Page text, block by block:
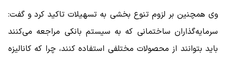
وی همچنین بر لزوم تنوع بخشی به تسهیلات تاکید کرد و گفت:
سرمایه‌گذاران ساختمانی که به سیستم بانکی مراجعه می‌کنند
باید بتوانند از محصولات مختلفی استفاده کنند، چرا که کانالیزه